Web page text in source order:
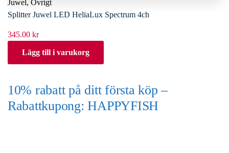
Juwel, Övrigt
Splitter Juwel LED HeliaLux Spectrum 4ch
345.00 kr
Lägg till i varukorg
10% rabatt på ditt första köp –
Rabattkupong: HAPPYFISH